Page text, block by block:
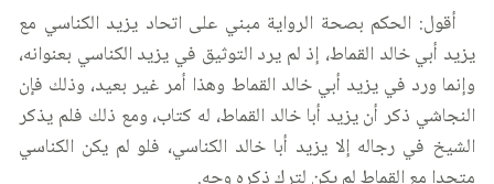
أقول: الحكم بصحة الرواية مبني على اتحاد يزيد الكناسي مع
يزيد أبي خالد القماط، إذ لم يرد التوثيق في يزيد الكناسي بعنوانه،
وإنما ورد في يزيد أبي خالد القماط وهذا أمر غير بعيد، وذلك فإن
النجاشي ذكر أن يزيد أبا خالد القماط، له كتاب، ومع ذلك فلم يذكر
الشيخ في رجاله إلا يزيد أبا خالد الكناسي، فلو لم يكن الكناسي